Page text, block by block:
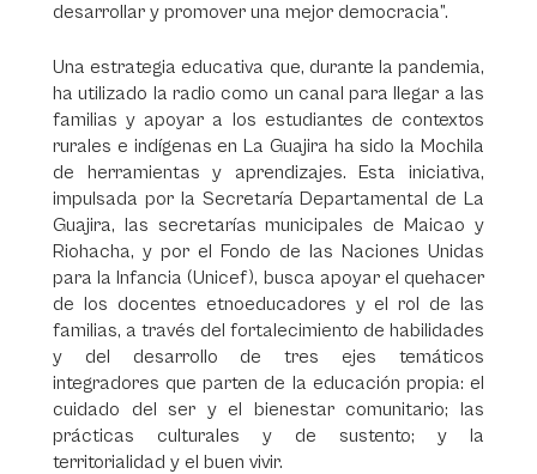
desarrollar y promover una mejor democracia”.
Una estrategia educativa que, durante la pandemia,
ha utilizado la radio como un canal para llegar a las
familias y apoyar a los estudiantes de contextos
rurales e indígenas en La Guajira ha sido la Mochila
de herramientas y aprendizajes. Esta iniciativa,
impulsada por la Secretaría Departamental de La
Guajira, las secretarías municipales de Maicao y
Riohacha, y por el Fondo de las Naciones Unidas
para la Infancia (Unicef), busca apoyar el quehacer
de los docentes etnoeducadores y el rol de las
familias, a través del fortalecimiento de habilidades
y del desarrollo de tres ejes temáticos
integradores que parten de la educación propia: el
cuidado del ser y el bienestar comunitario; las
prácticas culturales y de sustento; y la
territorialidad y el buen vivir.